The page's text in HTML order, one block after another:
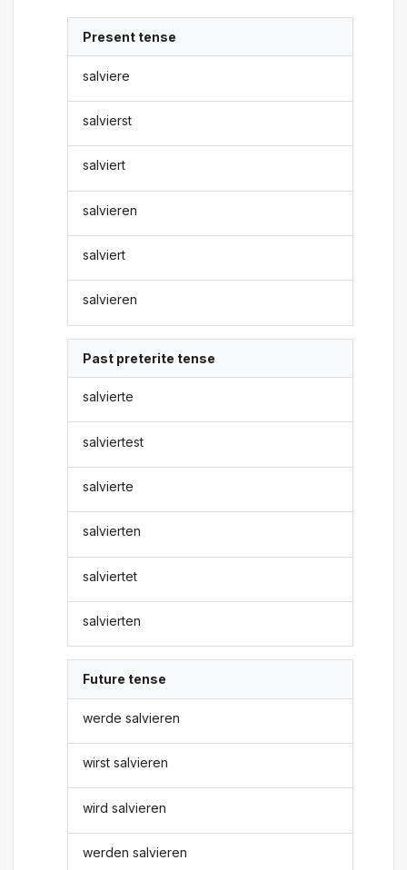
Present tense
salviere
salvierst
salviert
salvieren
salviert
salvieren
Past preterite tense
salvierte
salviertest
salvierte
salvierten
salviertet
salvierten
Future tense
werde salvieren
wirst salvieren
wird salvieren
werden salvieren